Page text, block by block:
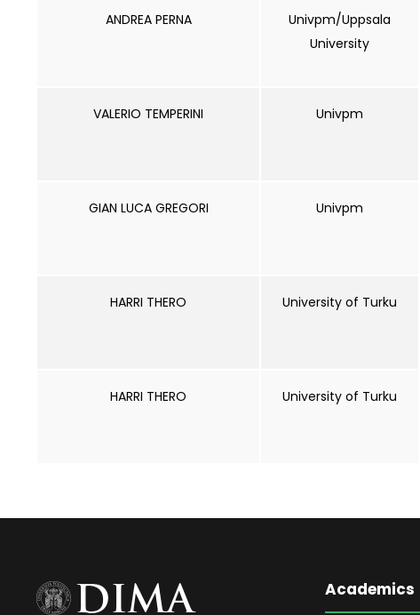
ANDREA PERNA
Univpm/Uppsala
University
VALERIO TEMPERINI Univpm
GIAN LUCA GREGORI Univpm
HARRI THERO University of Turku
HARRI THERO University of Turku
Academics